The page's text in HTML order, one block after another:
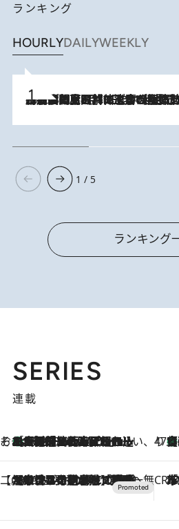
ランキング
HOURLYDAILYWEEKLY
2026.8.8
「最後に見られてよかった」上野動物園の東園パンダ舎が解体前に特別公開。8月16日まで延長されたパネル展と共に辿る“半世紀”のパンダ飼育《解体工事の図面あり》
1 / 5
ランキング
SERIES
連載
そおだよおこの関西おいしい、おやつ紀行
2026.8.9
［大阪府箕面市］一皿一皿目の前で仕上げられる、料理を巧みに組み込んだアシェットデセールコース「ミチル アシェット デセール（Michiru assiette dessert）」 47都道府【和歌山県】この夏絶対食べたい 冷やしておいしいおやつ3選 みかんがごろっと丸ごと入ったジュレ
【CREA×星野リゾート】唯一無二。癒しと発見が待つ場所へ
2026.8.7
【トンボの足水浴】ヒノキの香りに包まれて涼感マックス！約13℃の湧水かけ流しを避暑地「星野温泉 トンボの湯」で体験 「立川